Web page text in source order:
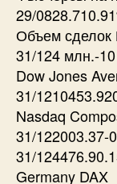
29/
Объем
31/124 млн.-
Dow Jones
31/
Nasdaq
31/122003.37-
31/
Germany DAX